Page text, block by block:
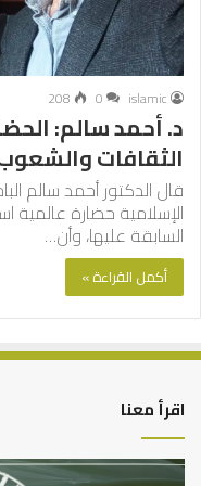
islamic
0
208
د. أحمد سالم:
الثقافات
قال الدكتور أحمد سالم
الإسلامية حضارة
السابقة عليها، وأن…
أكمل القراءة »
اقرأ معنا
الرصيد